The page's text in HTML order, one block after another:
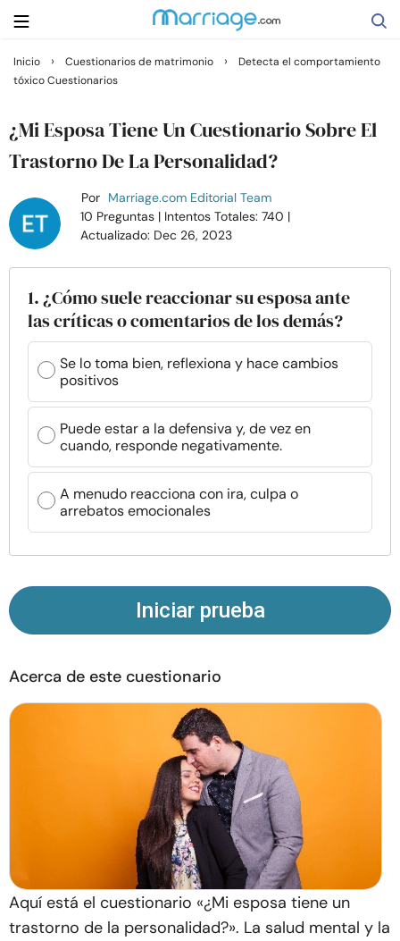
Buscar
Casarse
Relaciones
Familia
Ayuda
Cursos
Recursos
Comunidad
Encuentra un terapeuta
Sobre nosotros Contáctanos Escríbenos
Publicidad con
Inicio › Cuestionarios de matrimonio ›
Detecta el comportamiento
tóxico Cuestionarios
¿Mi Esposa Tiene Un Cuestionario Sobre El
Trastorno De La Personalidad?
Por Marriage.com Editorial Team
10 Preguntas | Intentos Totales: 740 |
Actualizado: Dec 26, 2023
1. ¿Cómo suele reaccionar su esposa ante
las críticas o comentarios de los demás?
Se lo toma bien, reflexiona y hace cambios
positivos
Puede estar a la defensiva y, de vez en
cuando, responde negativamente.
A menudo reacciona con ira, culpa o
arrebatos emocionales
Iniciar prueba
Acerca de este cuestionario
Aquí está el cuestionario «¿Mi esposa tiene un
trastorno de la personalidad?». La salud mental y la